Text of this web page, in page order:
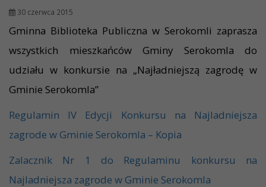
30 czerwca 2015
Gminna Biblioteka Publiczna w Serokomli zaprasza
wszystkich mieszkańców Gminy Serokomla do
udziału w konkursie na „Najładniejszą zagrodę w
Gminie Serokomla”
Regulamin IV Edycji Konkursu na Najladniejsza
zagrode w Gminie Serokomla – Kopia
Zalacznik Nr 1 do Regulaminu konkursu na
Najladniejsza zagrode w Gminie Serokomla